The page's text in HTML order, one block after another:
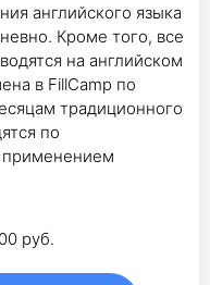
английского языка
Кроме того, все
на английском
в FillCamp по
традиционного
по
применением
руб.